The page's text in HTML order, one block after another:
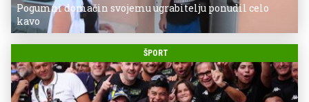
Pogumni domačin svojemu ugrabitelju ponudil celo
kavo
ŠPORT